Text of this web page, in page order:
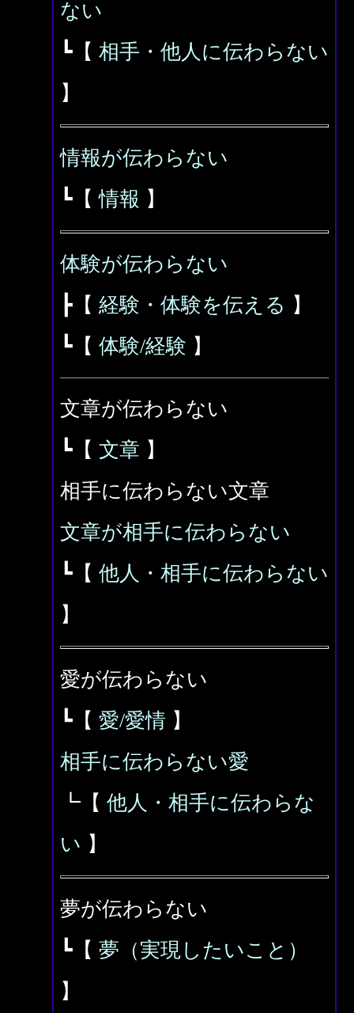
ない
┗【 相手・他人に伝わらない
】
情報が伝わらない
┗【情報 】
体験が伝わらない
┣【 経験・体験を伝える 】
┗【 体験/経験 】
文章が伝わらない
┗【 文章 】
相手に伝わらない文章
文章が相手に伝わらない
┗【 他人・相手に伝わらない
】
愛が伝わらない
┗【 愛/愛情 】
相手に伝わらない愛
┗【 他人・相手に伝わらな
い 】
夢が伝わらない
┗【 夢（実現したいこと）
】